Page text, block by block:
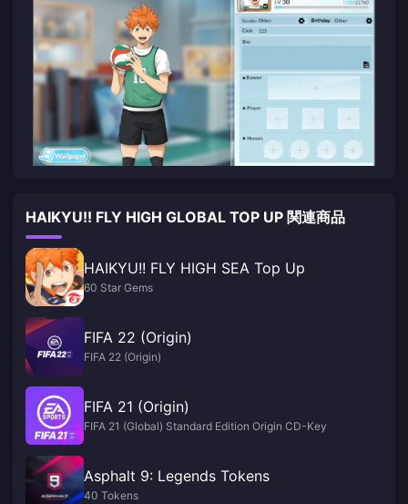
HAIKYU!! FLY HIGH GLOBAL TOP UP 関連商品
HAIKYU!! FLY HIGH SEA Top Up
60 Star Gems
FIFA 22 (Origin)
FIFA 22 (Origin)
FIFA 21 (Origin)
FIFA 21 (Global) Standard Edition Origin CD-Key
Asphalt 9: Legends Tokens
40 Tokens